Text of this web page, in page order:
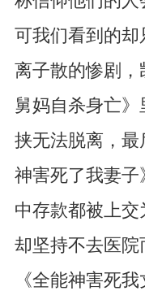
可我们看到的
离子散的惨剧
舅妈自杀身亡
挟无法脱离，
神害死了我妻
中存款都被上交
却坚持不去医院
《全能神害死